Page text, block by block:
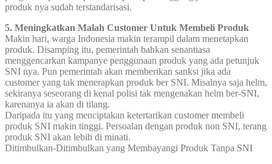
produk nya sudah terstandarisasi.
5. Meningkatkan Malah Customer Untuk Membeli Produk
Makin hari, warga Indonesia makin terampil dalam menetapkan
produk. Disamping itu, pemerintah bahkan senantiasa
menggencarkan kampanye penggunaan produk yang ada petunjuk
SNI nya. Pun pemerintah akan memberikan sanksi jika ada
customer yang tak menerapkan produk ber SNI. Misalnya saja helm,
sekiranya seseorang di kenal polisi tak mengenakan helm ber-SNI,
karenanya ia akan di tilang.
Daripada itu yang menciptakan ketertarikan customer membeli
produk SNI makin tinggi. Persoalan dengan produk non SNI, terang
produk SNI akan lebih di minati.
Ditimbulkan-Ditimbulkan yang Membayangi Produk Tanpa SNI